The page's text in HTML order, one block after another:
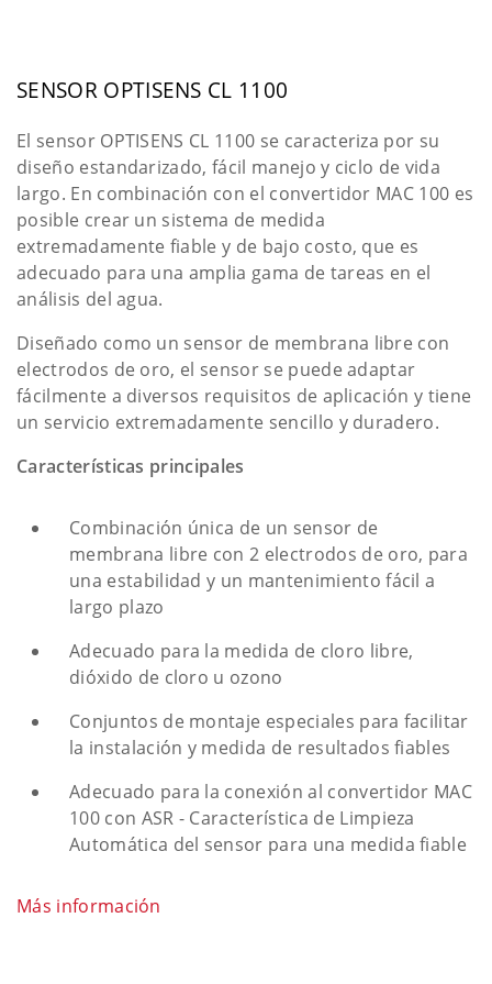
SENSOR OPTISENS CL 1100
El sensor OPTISENS CL 1100 se caracteriza por su
diseño estandarizado, fácil manejo y ciclo de vida
largo. En combinación con el convertidor MAC 100 es
posible crear un sistema de medida
extremadamente fiable y de bajo costo, que es
adecuado para una amplia gama de tareas en el
análisis del agua.
Diseñado como un sensor de membrana libre con
electrodos de oro, el sensor se puede adaptar
fácilmente a diversos requisitos de aplicación y tiene
un servicio extremadamente sencillo y duradero.
Características principales
Combinación única de un sensor de
membrana libre con 2 electrodos de oro, para
una estabilidad y un mantenimiento fácil a
largo plazo
Adecuado para la medida de cloro libre,
dióxido de cloro u ozono
Conjuntos de montaje especiales para facilitar
la instalación y medida de resultados fiables
Adecuado para la conexión al convertidor MAC
100 con ASR - Característica de Limpieza
Automática del sensor para una medida fiable
Más información